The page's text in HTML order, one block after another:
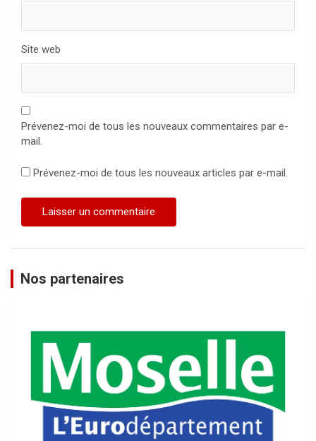
Site web
Prévenez-moi de tous les nouveaux commentaires par e-
mail.
Prévenez-moi de tous les nouveaux articles par e-mail.
Nos partenaires